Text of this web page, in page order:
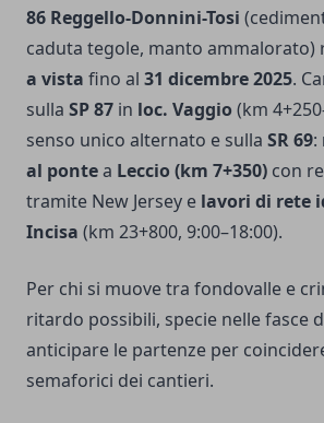
86 Reggello-Donnini-Tosi
caduta tegole, manto ammalorato)
a vista fino al 31 dicembre 2025.
sulla SP 87 in loc. Vaggio (km
senso unico alternato e sulla SR 69:
al pontea Leccio (km 7+350) con
tramite New Jersey e lavori di rete
Incisa (km 23+800, 9:00–18:00).
Per chi si muove tra fondovalle e
ritardo possibili, specie nelle fasce
anticipare le partenze per
semaforici dei cantieri.